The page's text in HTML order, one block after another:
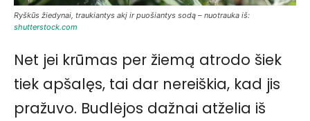
Ryškūs žiedynai, traukiantys akį ir puošiantys sodą – nuotrauka iš:
shutterstock.com
Net jei krūmas per žiemą atrodo šiek
tiek apšalęs, tai dar nereiškia, kad jis
pražuvo. Budlėjos dažnai atželia iš